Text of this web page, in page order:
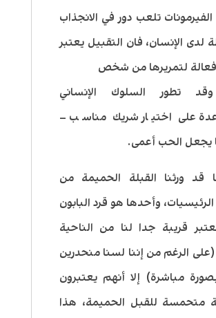
الفيرمونات تلعب دور في الانجذاب
لدى الإنسان، فان التقبيل يعتبر
لتمريرها من شخص
تطور السلوك الإنساني
على اختيار شريك مناسب –
يجعل الحب أعمى.
قد ورثنا القبلة الحميمة من
الرئيسيات، وأحدها هو قرد البابون
قريبة جدا لنا من الناحية
(على الرغم من إننا لسنا منحدرين
مباشرة) إلا أنهم يعتبرون
متحمسة للقبل الحميمة، هذا